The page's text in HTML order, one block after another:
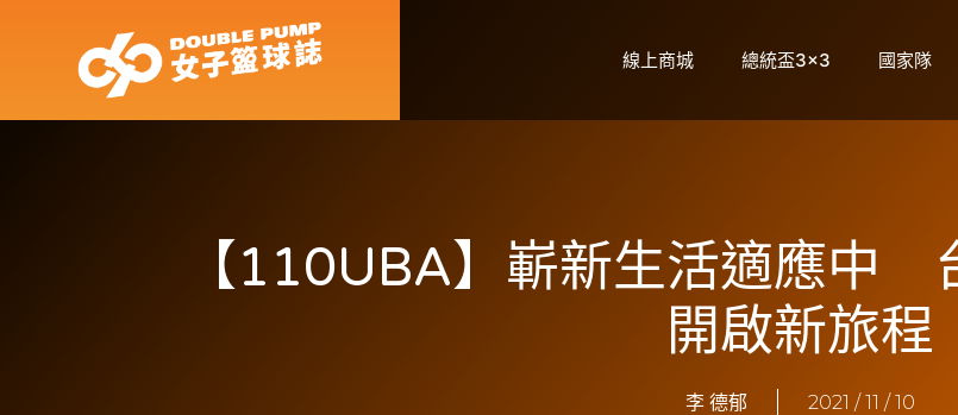
線上商城 總統盃3×3 國家隊
【110UBA】嶄新生活適應中
開啟新旅程
李 德郁 2021 / 11 / 10